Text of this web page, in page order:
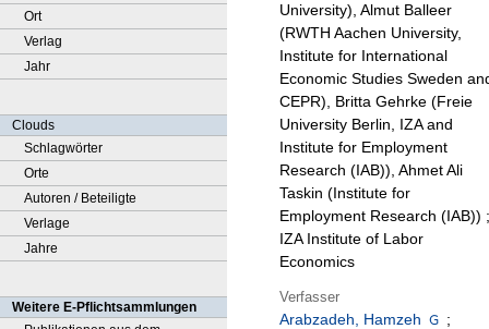
Ort
Verlag
Jahr
Clouds
Schlagwörter
Orte
Autoren / Beteiligte
Verlage
Jahre
Weitere E-Pflichtsammlungen
University), Almut Balleer
(RWTH Aachen University,
Institute for International
Economic Studies Sweden
CEPR), Britta Gehrke (Freie
University Berlin, IZA and
Institute for Employment
Research (IAB)), Ahmet Ali
Taskin (Institute for
Employment Research (IAB)) ;
IZA Institute of Labor
Economics
Verfasser
Arabzadeh, Hamzeh
;